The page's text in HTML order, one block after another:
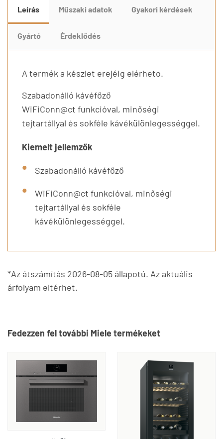
Leírás Műszaki adatok Gyakori kérdések
Gyártó Érdeklődés
A termék a készlet erejéig elérheto.
Szabadonálló kávéfőző
WiFiConn@ct funkcióval, minőségi
tejtartállyal és sokféle kávékülönlegességgel.
Kiemelt jellemzők
Szabadonálló kávéfőző
WiFiConn@ct funkcióval, minőségi
tejtartállyal és sokféle
kávékülönlegességgel.
*Az átszámítás 2026-08-05 állapotú. Az aktuális
árfolyam eltérhet.
Fedezzen fel további Miele termékeket